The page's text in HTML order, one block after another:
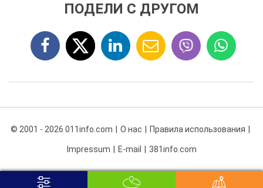
ПОДЕЛИ С ДРУГОМ
© 2001 - 2026 011info.com О нас Правила использования
Impressum E-mail 381info.com